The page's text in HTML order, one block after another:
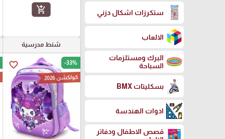
ستكرزات اشكال دزني
الالعاب
البرك ومستلزمات
السباحة
بسكليتات BMX
ادوات الهندسة
قصص الاطفال ودفاتر
add_shopping_cart
شنط مدرسية
favorite_border -33%
كولكشن 2026